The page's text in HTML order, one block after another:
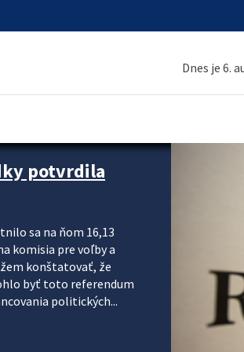
Dnes je 6.
potvrdila
sa na ňom 16,13
komisia pre voľby a
konštatovať, že
byť toto referendum
politických...